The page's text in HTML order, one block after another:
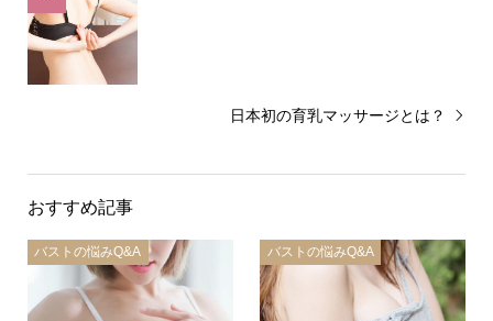
日本初の育乳マッサージとは？
おすすめ記事
バストの悩みQ&A バストの悩みQ&A